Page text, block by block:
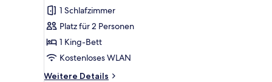
1 Schlafzimmer
Platz für 2 Personen
1 King-Bett
Kostenloses WLAN
Weitere Details
Weitere